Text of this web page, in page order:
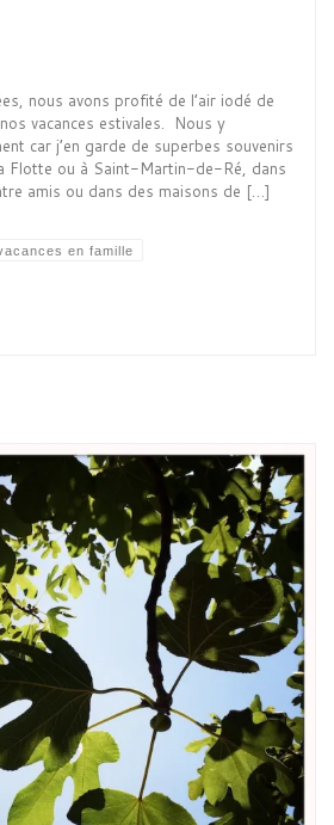
nous avons profité de l’air iodé de
vacances estivales. Nous y
car j’en garde de superbes souvenirs
Flotte ou à Saint-Martin-de-Ré, dans
amis ou dans des maisons de […]
en famille